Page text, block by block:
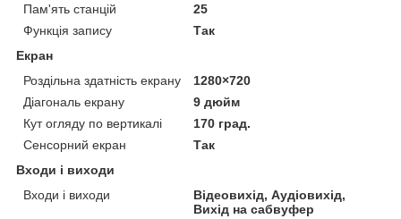
Пам'ять станцій
25
Функція запису
Так
Екран
Роздільна здатність екрану
1280×720
Діагональ екрану
9 дюйм
Кут огляду по вертикалі
170 град.
Сенсорний екран
Так
Входи і виходи
Входи і виходи
Відеовихід, Аудіовихід,
Вихід на сабвуфер